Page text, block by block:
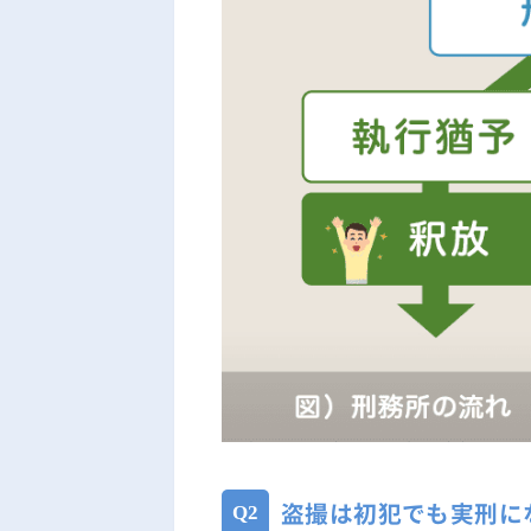
盗撮は初犯でも実刑に